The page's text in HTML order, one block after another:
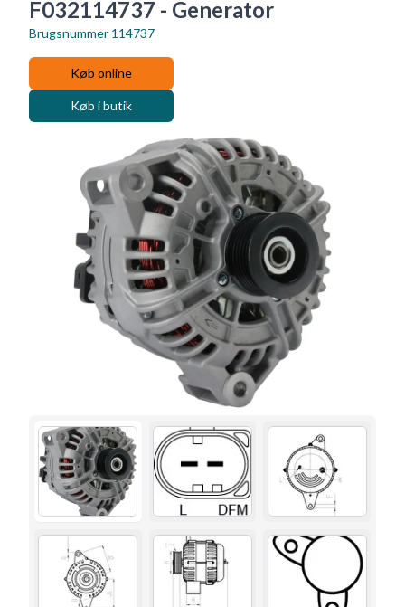
F032114737 - Generator
Brugsnummer 114737
Køb online
Køb i butik